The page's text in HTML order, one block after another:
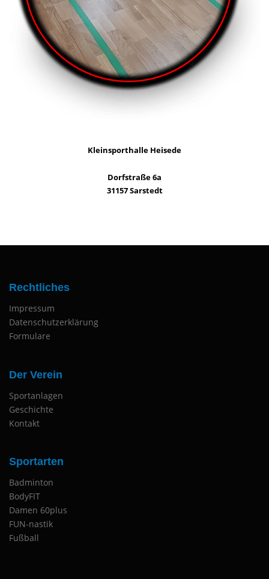
Kleinsporthalle Heisede
Dorfstraße 6a
31157 Sarstedt
Rechtliches
Impressum
Datenschutzerklärung
Formulare
Der Verein
Sportanlagen
Geschichte
Kontakt
Sportarten
Badminton
BodyFIT
Damen 60plus
FUN-nastik
Fußball